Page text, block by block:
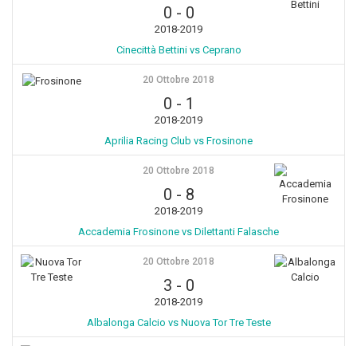
0 - 0
2018-2019
Cinecittà Bettini vs Ceprano
20 Ottobre 2018
0 - 1
2018-2019
Aprilia Racing Club vs Frosinone
20 Ottobre 2018
0 - 8
2018-2019
Accademia Frosinone vs Dilettanti Falasche
20 Ottobre 2018
3 - 0
2018-2019
Albalonga Calcio vs Nuova Tor Tre Teste